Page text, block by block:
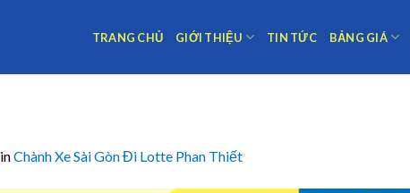
TRANG CHỦ GIỚI THIỆU TIN TỨC BẢNG GIÁ
inChành Xe Sài Gòn Đi Lotte Phan Thiết